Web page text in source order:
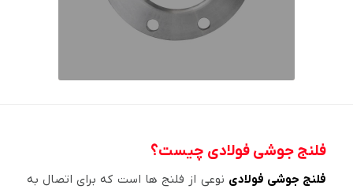
فلنج جوشی فولادی چیست؟
فلنج جوشی فولادی نوعی از فلنج ها است که برای اتصال به